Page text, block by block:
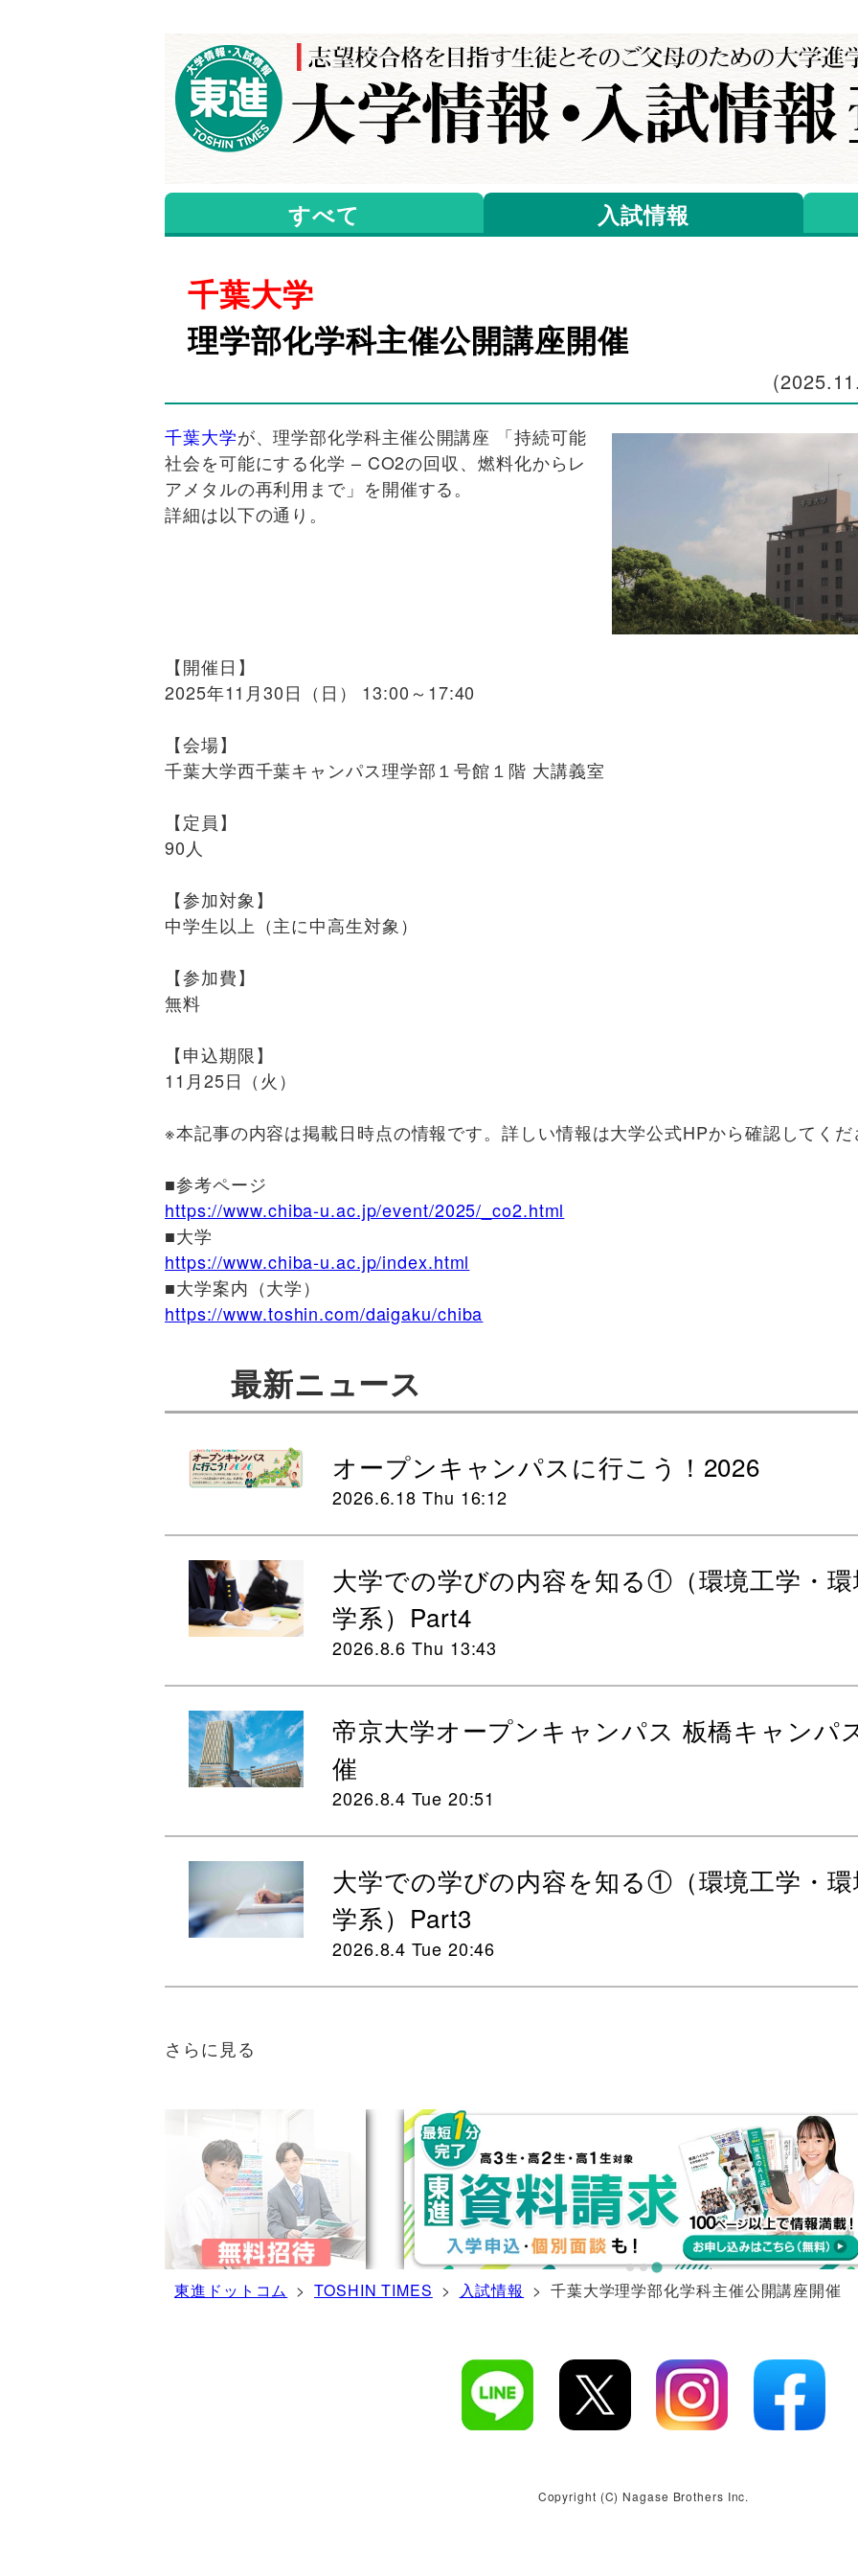
すべて 入試情報
千葉大学
理学部化学科主催公開講座開催
(
千葉大学が、理学部化学科主催公開講座 「持続可能
社会を可能にする化学 – CO2の回収、燃料化からレ
アメタルの再利用まで」を開催する。
詳細は以下の通り。
【開催日】
2025年11月30日（日） 13:00～17:40
【会場】
千葉大学西千葉キャンパス理学部１号館１階 大講義室
【定員】
90人
【参加対象】
中学生以上（主に中高生対象）
【参加費】
無料
【申込期限】
11月25日（火）
※本記事の内容は掲載日時点の情報です。詳しい情報は大学公式HPから確認してく
■参考ページ
https://www.chiba-u.ac.jp/event/2025/_co2.html
■大学
https://www.chiba-u.ac.jp/index.html
■大学案内（大学）
https://www.toshin.com/daigaku/chiba
最新ニュース
オープンキャンパスに行こう！2026
2026.6.18 Thu 16:12
大学での学びの内容を知る①（環境工学・
学系）Part4
2026.8.6 Thu 13:43
帝京大学オープンキャンパス 板橋キャンパ
催
2026.8.4 Tue 20:51
大学での学びの内容を知る①（環境工学・
学系）Part3
2026.8.4 Tue 20:46
さらに見る
東進ドットコム >TOSHIN TIMES > 入試情報 > 千葉大学理学部化学科主催公開講座開催
Copyright (C) Nagase Brothers Inc.